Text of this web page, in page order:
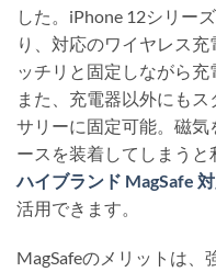
した。iPhone 12シリー
り、対応のワイヤレス
ッチリと固定しながら充
また、充電器以外にも
サリーに固定可能。磁
ースを装着してしまうと
ハイブランド MagSafe
活用できます。
MagSafeのメリットは、